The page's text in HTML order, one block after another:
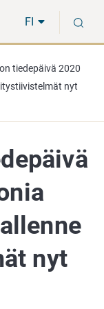
FI
tiedepäivä 2020
nyt
nyt